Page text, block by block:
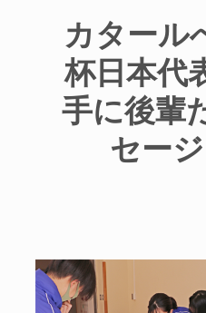
カター
杯日本代
手に後輩
セー